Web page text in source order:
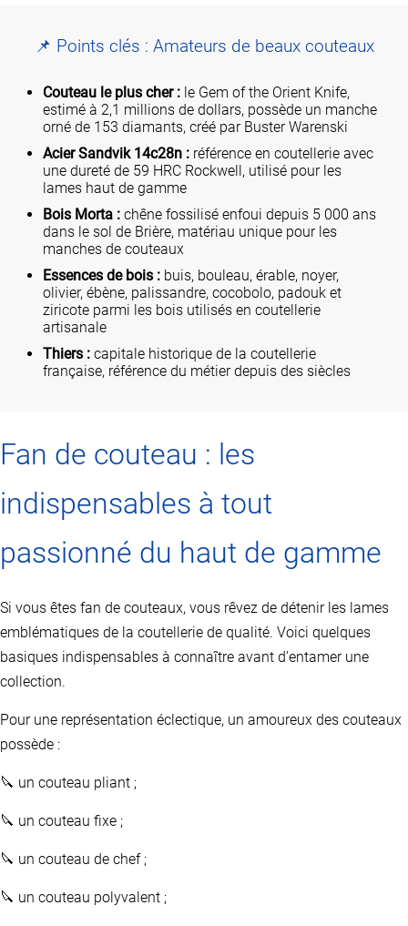
📌 Points clés : Amateurs de beaux couteaux
Couteau le plus cher : le Gem of the Orient Knife,
estimé à 2,1 millions de dollars, possède un manche
orné de 153 diamants, créé par Buster Warenski
Acier Sandvik 14c28n : référence en coutellerie avec
une dureté de 59 HRC Rockwell, utilisé pour les
lames haut de gamme
Bois Morta : chêne fossilisé enfoui depuis 5 000 ans
dans le sol de Brière, matériau unique pour les
manches de couteaux
Essences de bois : buis, bouleau, érable, noyer,
olivier, ébène, palissandre, cocobolo, padouk et
ziricote parmi les bois utilisés en coutellerie
artisanale
Thiers : capitale historique de la coutellerie
française, référence du métier depuis des siècles
Fan de couteau : les
indispensables à tout
passionné du haut de gamme
Si vous êtes fan de couteaux, vous rêvez de détenir les lames
emblématiques de la coutellerie de qualité. Voici quelques
basiques indispensables à connaître avant d’entamer une
collection.
Pour une représentation éclectique, un amoureux des couteaux
possède :
🔪 un couteau pliant ;
🔪 un couteau fixe ;
🔪 un couteau de chef ;
🔪 un couteau polyvalent ;